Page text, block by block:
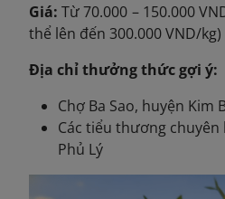
Giá:Từ 70.000 – 150.000
thể lên đến 300.000 VND/kg)
Địa chỉ thưởng thức gợi ý:
Chợ Ba Sao, huyện Kim
Các tiểu thương
Phủ Lý